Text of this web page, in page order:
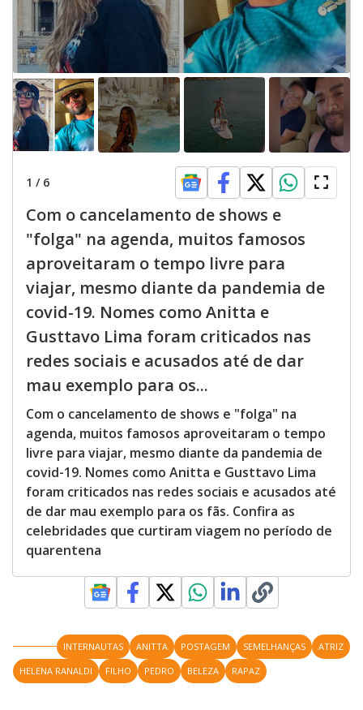
1 / 6
Com o cancelamento de shows e
"folga" na agenda, muitos famosos
aproveitaram o tempo livre para
viajar, mesmo diante da pandemia de
covid-19. Nomes como Anitta e
Gusttavo Lima foram criticados nas
redes sociais e acusados até de dar
mau exemplo para os...
Com o cancelamento de shows e "folga" na
agenda, muitos famosos aproveitaram o tempo
livre para viajar, mesmo diante da pandemia de
covid-19. Nomes como Anitta e Gusttavo Lima
foram criticados nas redes sociais e acusados até
de dar mau exemplo para os fãs. Confira as
celebridades que curtiram viagem no período de
quarentena
INTERNAUTAS ANITTA POSTAGEM SEMELHANÇAS
ATRIZ
HELENA RANALDI
FILHO PEDRO BELEZA RAPAZ